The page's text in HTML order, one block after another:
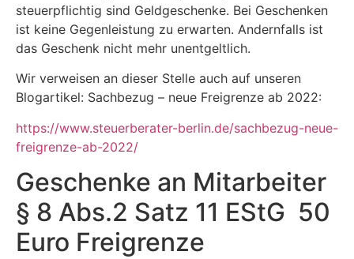
steuerpflichtig sind Geldgeschenke. Bei Geschenken
ist keine Gegenleistung zu erwarten. Andernfalls ist
das Geschenk nicht mehr unentgeltlich.
Wir verweisen an dieser Stelle auch auf unseren
Blogartikel: Sachbezug – neue Freigrenze ab 2022:
https://www.steuerberater-berlin.de/sachbezug-neue-
freigrenze-ab-2022/
Geschenke an Mitarbeiter
§ 8 Abs.2 Satz 11 EStG 50
Euro Freigrenze